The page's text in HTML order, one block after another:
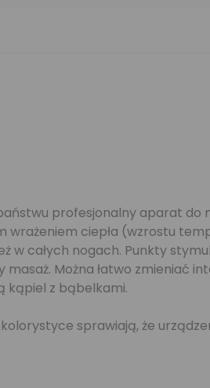
profesjonalny aparat
ciepła (wzrostu
całych nogach. Punkty
Można łatwo zmieniać
kąpiel z bąbelkami.
sprawiają, że